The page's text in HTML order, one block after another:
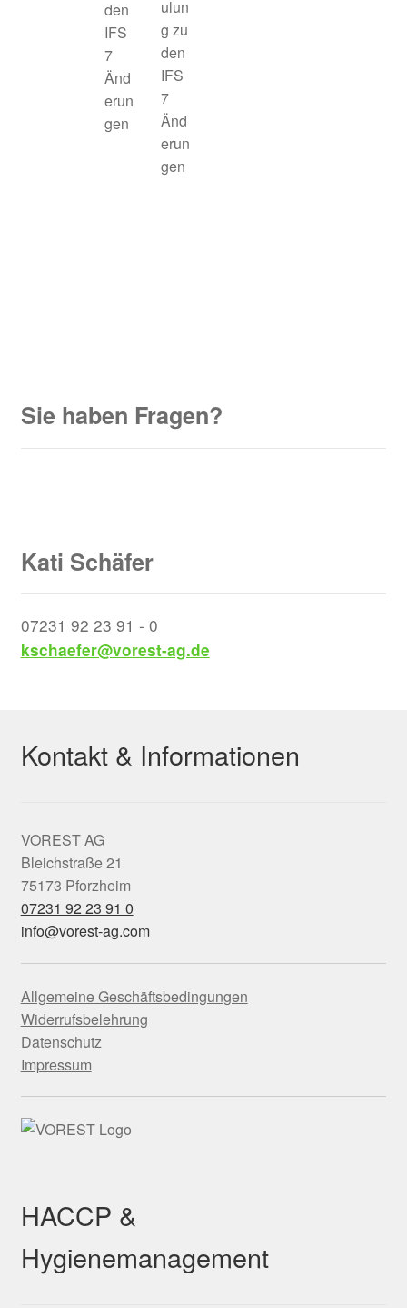
Sie haben Fragen?
Kati Schäfer
07231 92 23 91 - 0
kschaefer@vorest-ag.de
Kontakt & Informationen
VOREST AG
Bleichstraße 21
75173 Pforzheim
07231 92 23 91 0
info@vorest-ag.com
Allgemeine Geschäftsbedingungen
Widerrufsbelehrung
Datenschutz
Impressum
HACCP &
Hygienemanagement